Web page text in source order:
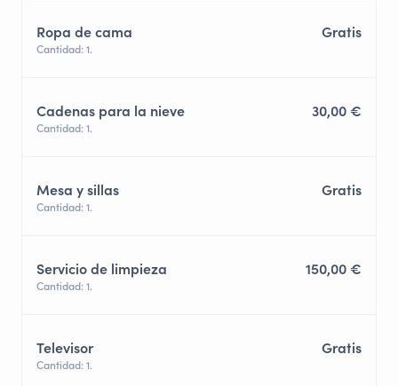
Ropa de cama Gratis
Cantidad: 1.
Cadenas para la nieve 30,00 €
Cantidad: 1.
Mesa y sillas Gratis
Cantidad: 1.
Servicio de limpieza 150,00 €
Cantidad: 1.
Televisor Gratis
Cantidad: 1.